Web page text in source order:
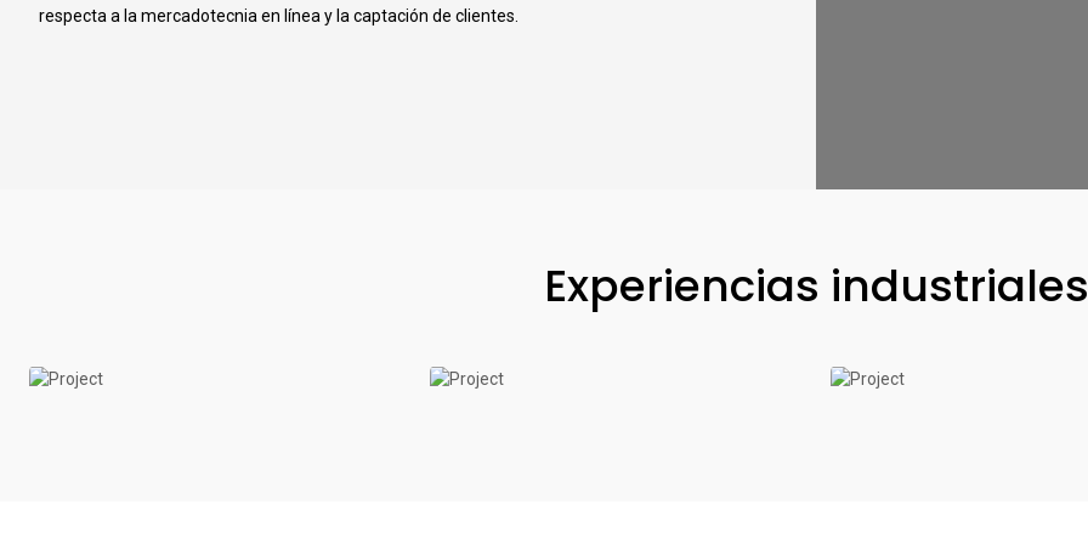
respecta a la mercadotecnia en línea y la captación de clientes.
Experiencias industriales